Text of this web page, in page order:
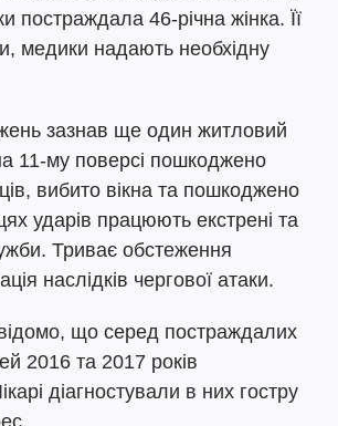
постраждала 46-річна жінка. Її
медики надають необхідну
зазнав ще один житловий
11-му поверсі пошкоджено
вибито вікна та пошкоджено
ударів працюють екстрені та
Триває обстеження
наслідків чергової атаки.
що серед постраждалих
2016 та 2017 років
діагностували в них гостру